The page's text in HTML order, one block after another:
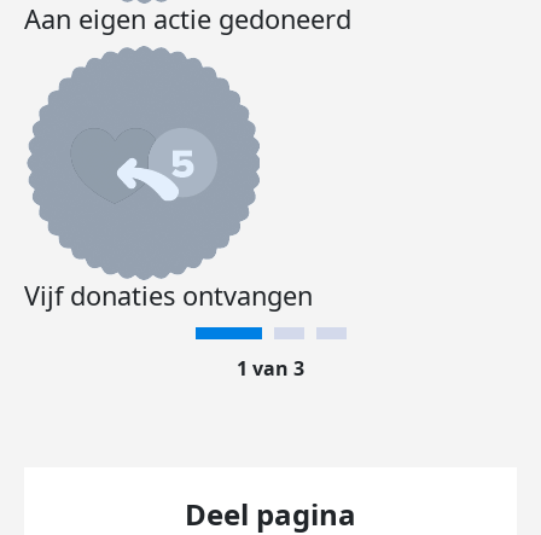
Aan eigen actie gedoneerd
Vijf donaties ontvangen
1 van 3
Deel pagina